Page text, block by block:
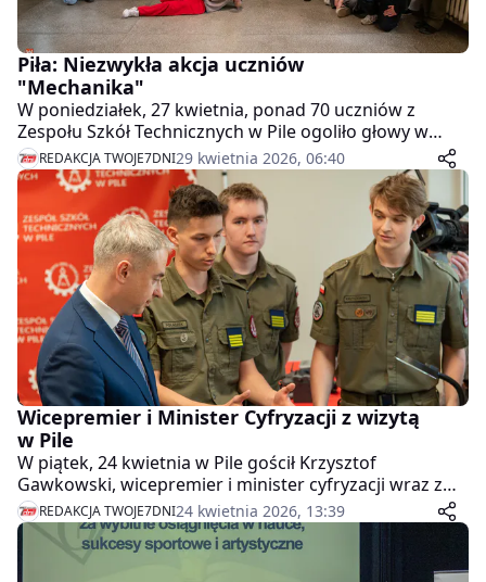
Piła: Niezwykła akcja uczniów
"Mechanika"
W poniedziałek, 27 kwietnia, ponad 70 uczniów z
Zespołu Szkół Technicznych w Pile ogoliło głowy w
symbolicznym geście solidarności z dziećmi chorymi
na raka. Młodzież aktywnie włączyła się także w
zbiórkę środków dla Fundacji Cancer Fighters.
REDAKCJA TWOJE7DNI29 kwietnia 2026, 06:40
Wicepremier i Minister Cyfryzacji z wizytą
w Pile
W piątek, 24 kwietnia w Pile gościł Krzysztof
Gawkowski, wicepremier i minister cyfryzacji wraz z
Dariuszem Standerskim, sekretarzem stanu w
Ministerstwie Cyfryzacji. Wizyta była okazją do
zaprezentowania nowoczesnych kierunków
kształcenia oraz potencjału edukacyjnego powiatu
REDAKCJA TWOJE7DNI24 kwietnia 2026, 13:39